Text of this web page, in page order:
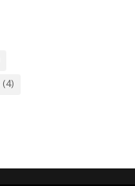
(4)